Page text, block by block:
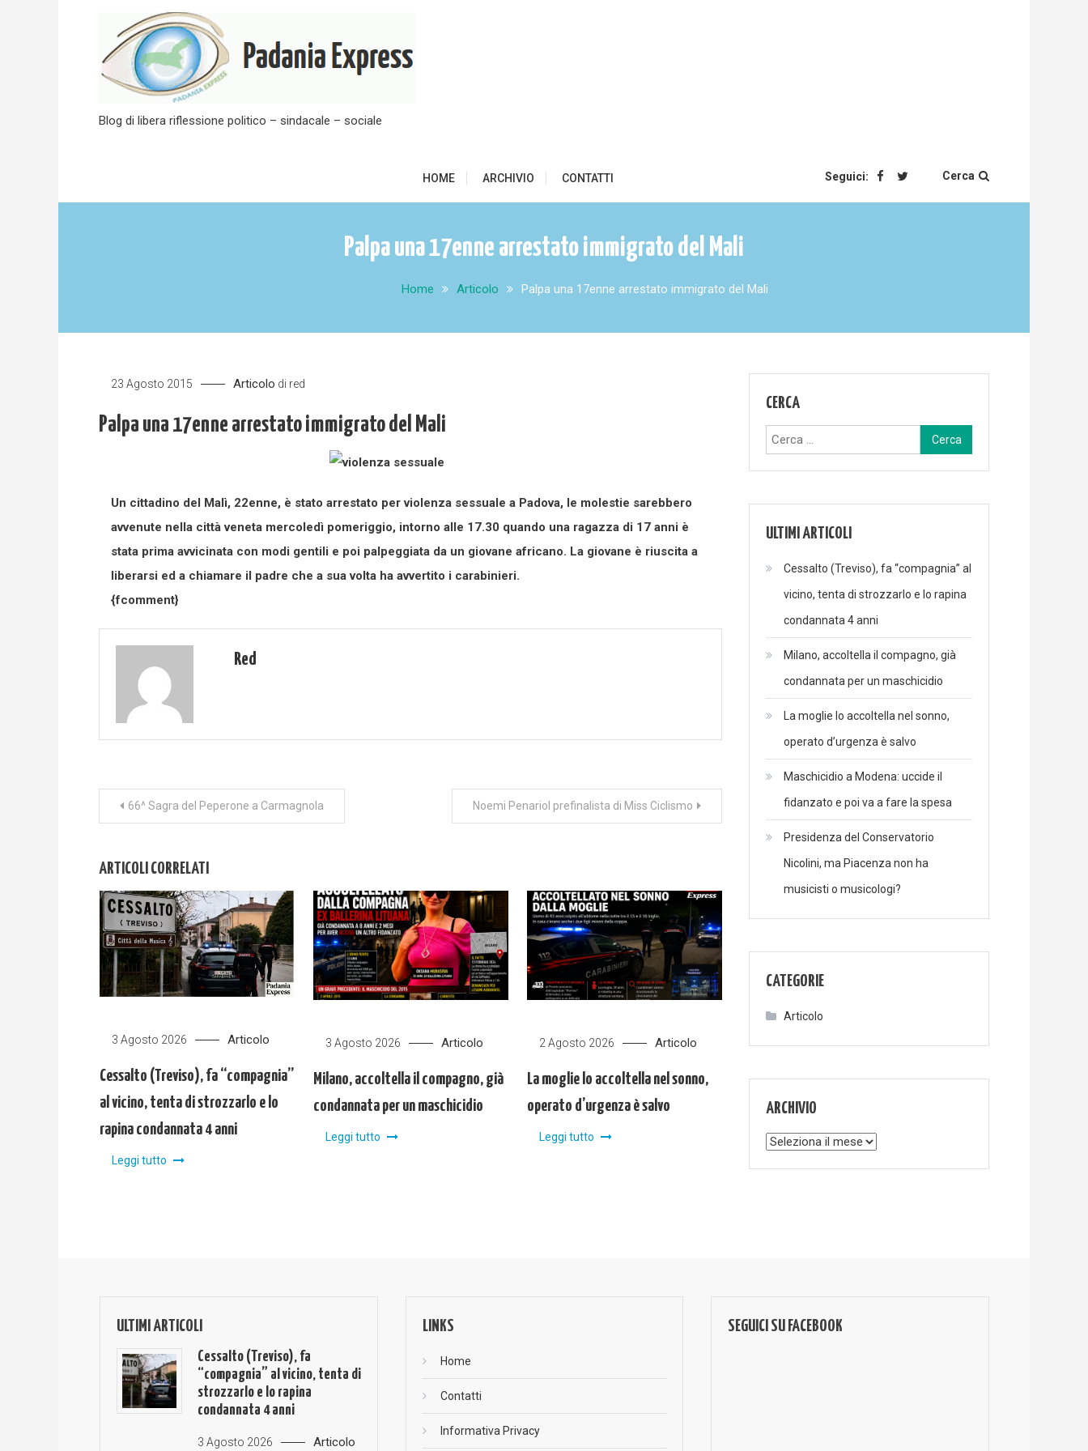
Blog di libera riflessione politico – sindacale – sociale
HOME ARCHIVIO CONTATTI Seguici: Cerca
Palpa una 17enne arrestato immigrato del Mali
Home Articolo Palpa una 17enne arrestato immigrato del Mali
23 Agosto 2015 Articolo di red
Palpa una 17enne arrestato immigrato del Mali
Un cittadino del Malì, 22enne, è stato arrestato per violenza sessuale a Padova, le molestie sarebbero
avvenute nella città veneta mercoledì pomeriggio, intorno alle 17.30 quando una ragazza di 17 anni è
stata prima avvicinata con modi gentili e poi palpeggiata da un giovane africano. La giovane è riuscita a
liberarsi ed a chiamare il padre che a sua volta ha avvertito i carabinieri.
{fcomment}
Red
Navigazione
66^ Sagra del Peperone a Carmagnola Noemi Penariol prefinalista di Miss Ciclismo
ARTICOLI CORRELATI
3 Agosto 2026 Articolo
Cessalto (Treviso), fa “compagnia”
al vicino, tenta di strozzarlo e lo
rapina condannata 4 anni
Leggi tutto
3 Agosto 2026 Articolo
Milano, accoltella il compagno, già
condannata per un maschicidio
Leggi tutto
2 Agosto 2026 Articolo
La moglie lo accoltella nel sonno,
operato d’urgenza è salvo
Leggi tutto
CERCA
Ricerca
per:
ULTIMI ARTICOLI
Cessalto (Treviso), fa “compagnia” al
vicino, tenta di strozzarlo e lo rapina
condannata 4 anni
Milano, accoltella il compagno, già
condannata per un maschicidio
La moglie lo accoltella nel sonno,
operato d’urgenza è salvo
Maschicidio a Modena: uccide il
fidanzato e poi va a fare la spesa
Presidenza del Conservatorio
Nicolini, ma Piacenza non ha
musicisti o musicologi?
CATEGORIE
Articolo
ARCHIVIO
Archivio
ULTIMI ARTICOLI
Cessalto (Treviso), fa
“compagnia” al vicino, tenta di
strozzarlo e lo rapina
condannata 4 anni
3 Agosto 2026 Articolo
LINKS
Home
Contatti
Informativa Privacy
SEGUICI SU FACEBOOK